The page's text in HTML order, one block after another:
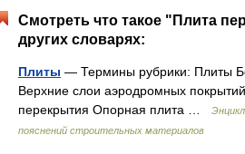
Смотреть что такое "Плита
других словарях:
Плиты — Термины рубрики: Плиты
Верхние слои аэродромных
перекрытия Опорная плита …
пояснений строительных материалов